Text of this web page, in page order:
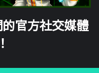
官方社交媒體